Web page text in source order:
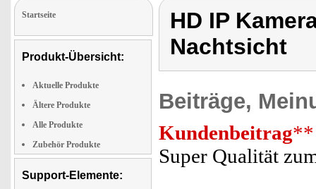
Startseite
Produkt-Übersicht:
Aktuelle Produkte
Ältere Produkte
Alle Produkte
Zubehör Produkte
Support-Elemente:
HD IP
Nachtsicht
Beiträge,
Kundenbeitrag**
Super Qualität